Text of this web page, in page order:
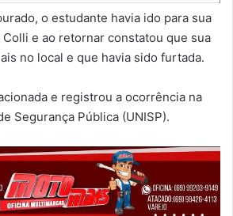
o estudante havia ido para sua
e ao retornar constatou que sua
no local e que havia sido furtada.
e registrou a ocorrência na
Segurança Pública (UNISP).